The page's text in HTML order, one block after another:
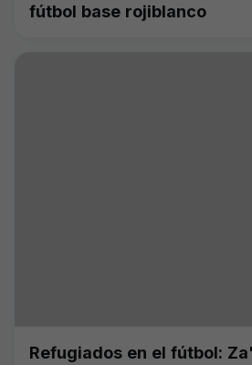
fútbol base rojiblanco
Refugiados en el fútbol: